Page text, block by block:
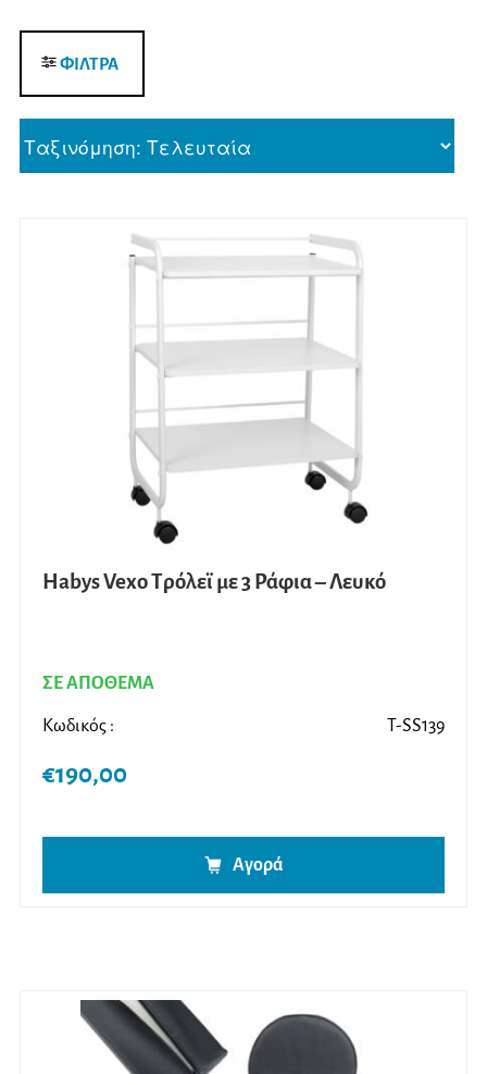
ΦΙΛΤΡΑ
Habys Vexo Τρόλεϊ με 3 Ράφια – Λευκό
ΣΕ ΑΠΟΘΕΜΑ
Κωδικός : T-SS139
€190,00
Αγορά